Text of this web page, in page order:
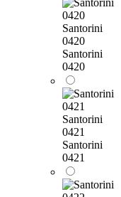
Santorini
0420
Santorini
0420
Santorini
0421
Santorini
0421